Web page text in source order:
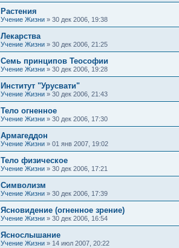
Растения
Учение Жизни » 30 дек 2006, 19:38
Лекарства
Учение Жизни » 30 дек 2006, 21:25
Семь принципов Теософии
Учение Жизни » 30 дек 2006, 19:28
Институт "Урусвати"
Учение Жизни » 30 дек 2006, 21:43
Тело огненное
Учение Жизни » 30 дек 2006, 17:30
Армагеддон
Учение Жизни » 01 янв 2007, 19:02
Тело физическое
Учение Жизни » 30 дек 2006, 17:21
Символизм
Учение Жизни » 30 дек 2006, 17:39
Ясновидение (огненное зрение)
Учение Жизни » 30 дек 2006, 16:54
Яснослышание
Учение Жизни » 14 июл 2007, 20:22